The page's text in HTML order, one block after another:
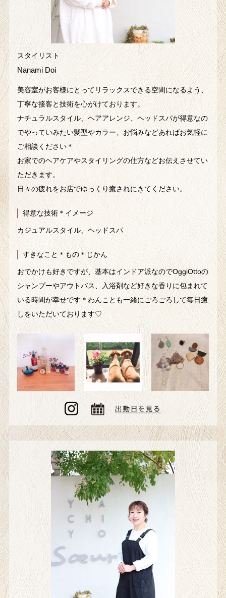
スタイリスト
Nanami Doi
美容室がお客様にとってリラックスできる空間になるよう、
丁寧な接客と技術を心がけております。
ナチュラルスタイル、ヘアアレンジ、ヘッドスパが得意なの
でやっていみたい髪型やカラー、お悩みなどあればお気軽に
ご相談ください＊
お家でのヘアケアやスタイリングの仕方などお伝えさせてい
ただきます。
日々の疲れをお店でゆっくり癒されにきてください。
得意な技術＊イメージ
カジュアルスタイル、ヘッドスパ
すきなこと＊もの＊じかん
おでかけも好きですが、基本はインドア派なのでOggiOttoの
シャンプーやアウトバス、入浴剤など好きな香りに包まれて
いる時間が幸せです＊わんことも一緒にごろごろして毎日癒
しをいただいております♡